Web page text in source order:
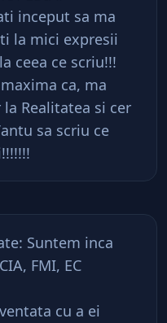
inceput sa ma
la mici expresii
ceea ce scriu!!!
ca, ma
Realitatea si cer
sa scriu ce
Suntem inca
FMI, EC
cu a ei